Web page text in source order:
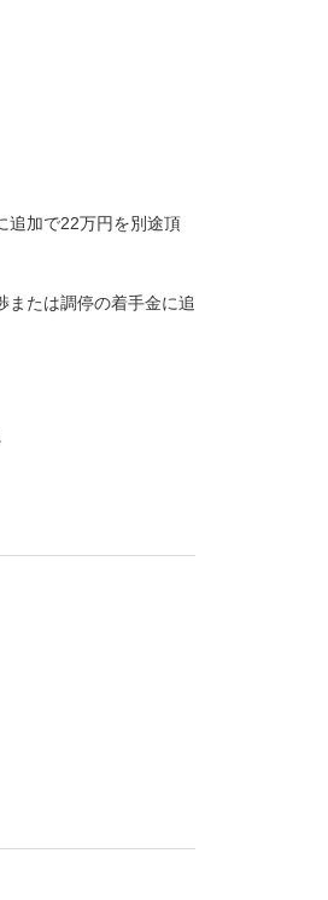
追加で22万円を別途頂
たは調停の着手金に追